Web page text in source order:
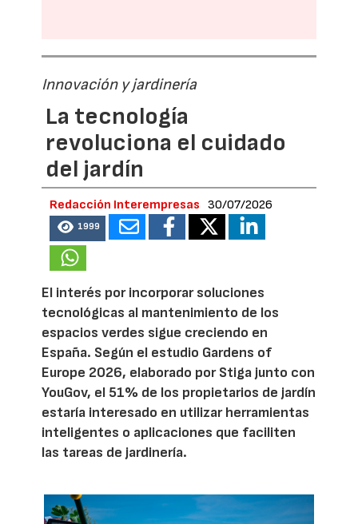
Innovación y jardinería
La tecnología
revoluciona el cuidado
del jardín
Redacción Interempresas 30/07/2026
1999
El interés por incorporar soluciones
tecnológicas al mantenimiento de los
espacios verdes sigue creciendo en
España. Según el estudio Gardens of
Europe 2026, elaborado por Stiga junto con
YouGov, el 51% de los propietarios de jardín
estaría interesado en utilizar herramientas
inteligentes o aplicaciones que faciliten
las tareas de jardinería.